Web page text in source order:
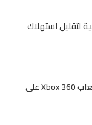
لتقليل استهلاك
مايكروسوفت تتجه لإطلاق ألعاب Xbox 360 على